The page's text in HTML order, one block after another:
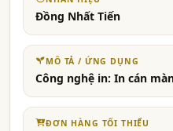
Đồng Nhất Tiến
MÔ TẢ / ỨNG DỤNG
Công nghệ in: In cán
ĐƠN HÀNG TỐI THIỂU